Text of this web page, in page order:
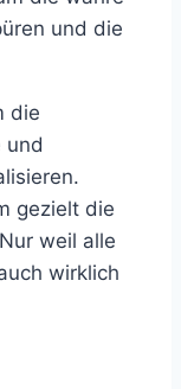
und die
die
und
gezielt die
weil alle
wirklich